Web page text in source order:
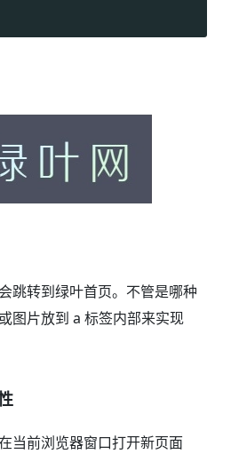
跳转到绿叶首页。不管是哪种
图片放到 a 标签内部来实现
当前浏览器窗口打开新页面